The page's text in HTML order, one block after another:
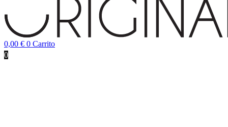
0,00 € 0 Carrito
0